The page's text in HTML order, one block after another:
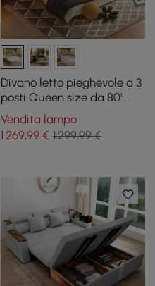
Divano letto pieghevole a 3
posti Queen size da 80"
(203 cm) in ciniglia con
rivestimento sfoderabile
Vendita lampo
1.269,99€ 1.299,99 €